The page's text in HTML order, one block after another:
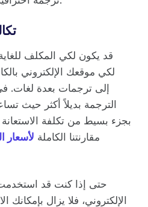
قد يكون لكي المكلف
لكي موقعك الإلكتروني
إلى ترجمات بعدة لغات.
الترجمة بديلاً أكثر حيث
بجزء بسيط من تكلفة
مقارنتنا الكاملة لأسعار
حتى إذا كنت قد
الإلكتروني، فلا يزال بإمكانك